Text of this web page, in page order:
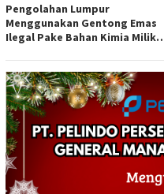
Pengolahan Lumpur
Menggunakan Gentong Emas
Ilegal Pake Bahan Kimia Milik
Aparat Penegak Hukum ( APH )
Jangan Sampai Diam Saja